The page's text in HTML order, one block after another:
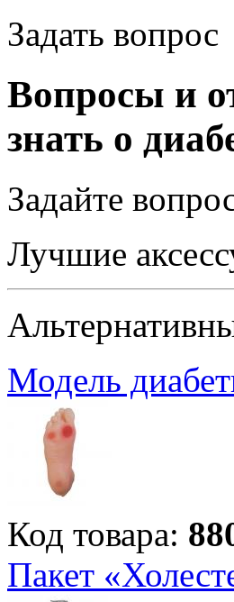
Задать вопрос
Вопросы и
знать о
Задайте
Лучшие
Модель
Код товара:
Пакет